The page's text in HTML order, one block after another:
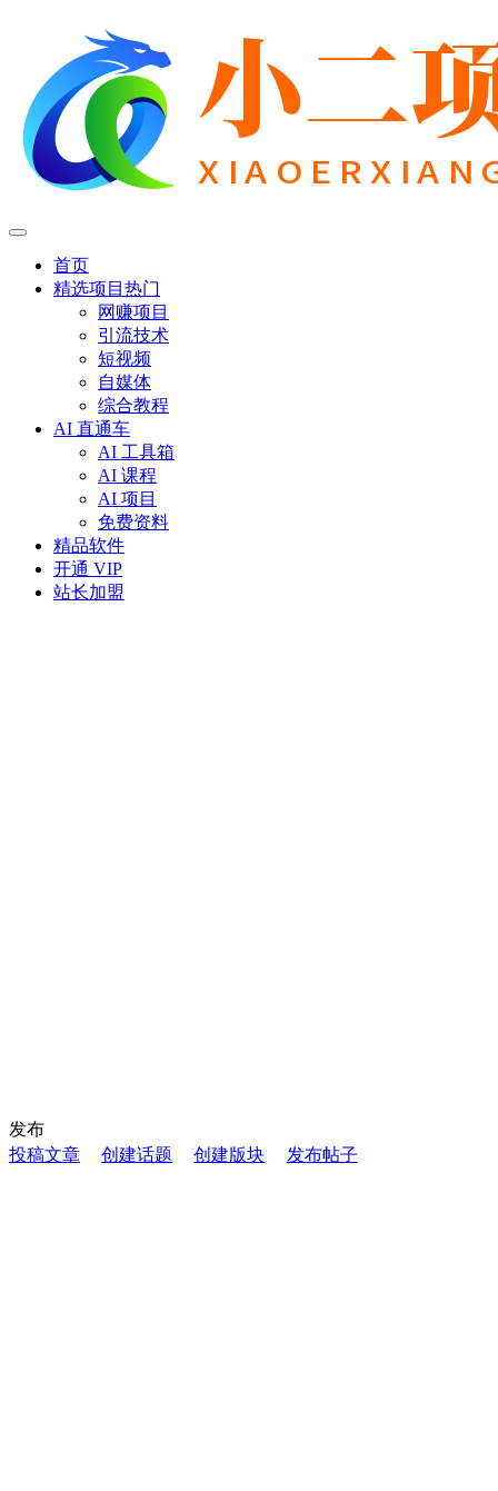
首页
精选项目 热门
网赚项目
引流技术
短视频
自媒体
综合教程
AI 直通车
AI 工具箱
AI 课程
AI 项目
免费资料
精品软件
开通 VIP
站长加盟
发布
投稿文章
创建话题 创建版块 发布帖子